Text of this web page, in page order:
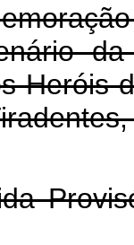
da
Heróis